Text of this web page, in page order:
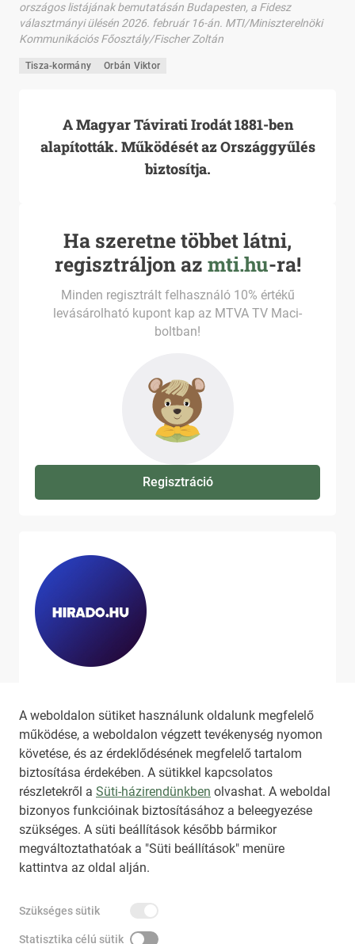
A weboldalon sütiket használunk oldalunk megfelelő
működése, a weboldalon végzett tevékenység nyomon
követése, és az érdeklődésének megfelelő tartalom
biztosítása érdekében. A sütikkel kapcsolatos
részletekről a Süti-házirendünkben olvashat. A weboldal
bizonyos funkcióinak biztosításához a beleegyezése
szükséges. A süti beállítások később bármikor
megváltoztathatóak a "Süti beállítások" menüre
kattintva az oldal alján.
Szükséges sütik
Statisztika célú sütik
országos listájának bemutatásán Budapesten, a Fidesz
választmányi ülésén 2026. február 16-án. MTI/Miniszterelnöki
Kommunikációs Főosztály/Fischer Zoltán
Tisza-kormány Orbán Viktor
A Magyar Távirati Irodát 1881-ben
alapították. Működését az Országgyűlés
biztosítja.
Ha szeretne többet látni,
regisztráljon az mti.hu-ra!
Minden regisztrált felhasználó 10% értékű
levásárolható kupont kap az MTVA TV Maci-
boltban!
Regisztráció
látni, látogassa meg ahirado.hu
oldalát!
HIRADO.HU MEDIAKLIKK.HU
M4SPORT.HU NEMZETISPORT.HU
IMPRESSZUM
NEMZETI KÖZLEMÉNYTÁR MEGRENDELÉS